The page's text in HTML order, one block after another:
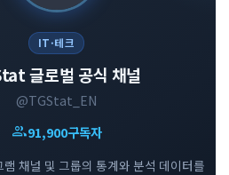
IT·테크
글로벌 공식 채널
@TGStat_EN
group91,900구독자
채널 및 그룹의 통계와 분석 데이터를